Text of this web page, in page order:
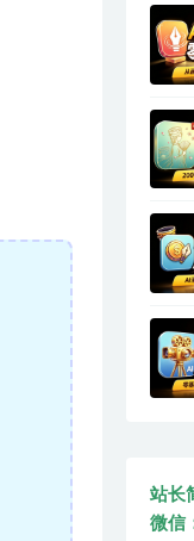
站长
微信